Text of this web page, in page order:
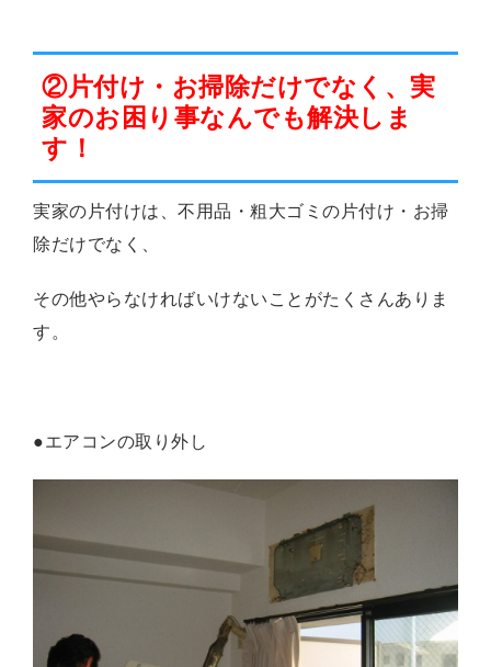
②片付け・お掃除だけでなく、実
家のお困り事なんでも解決しま
す！
実家の片付けは、不用品・粗大ゴミの片付け・お掃
除だけでなく、
その他やらなければいけないことがたくさんありま
す。
●エアコンの取り外し